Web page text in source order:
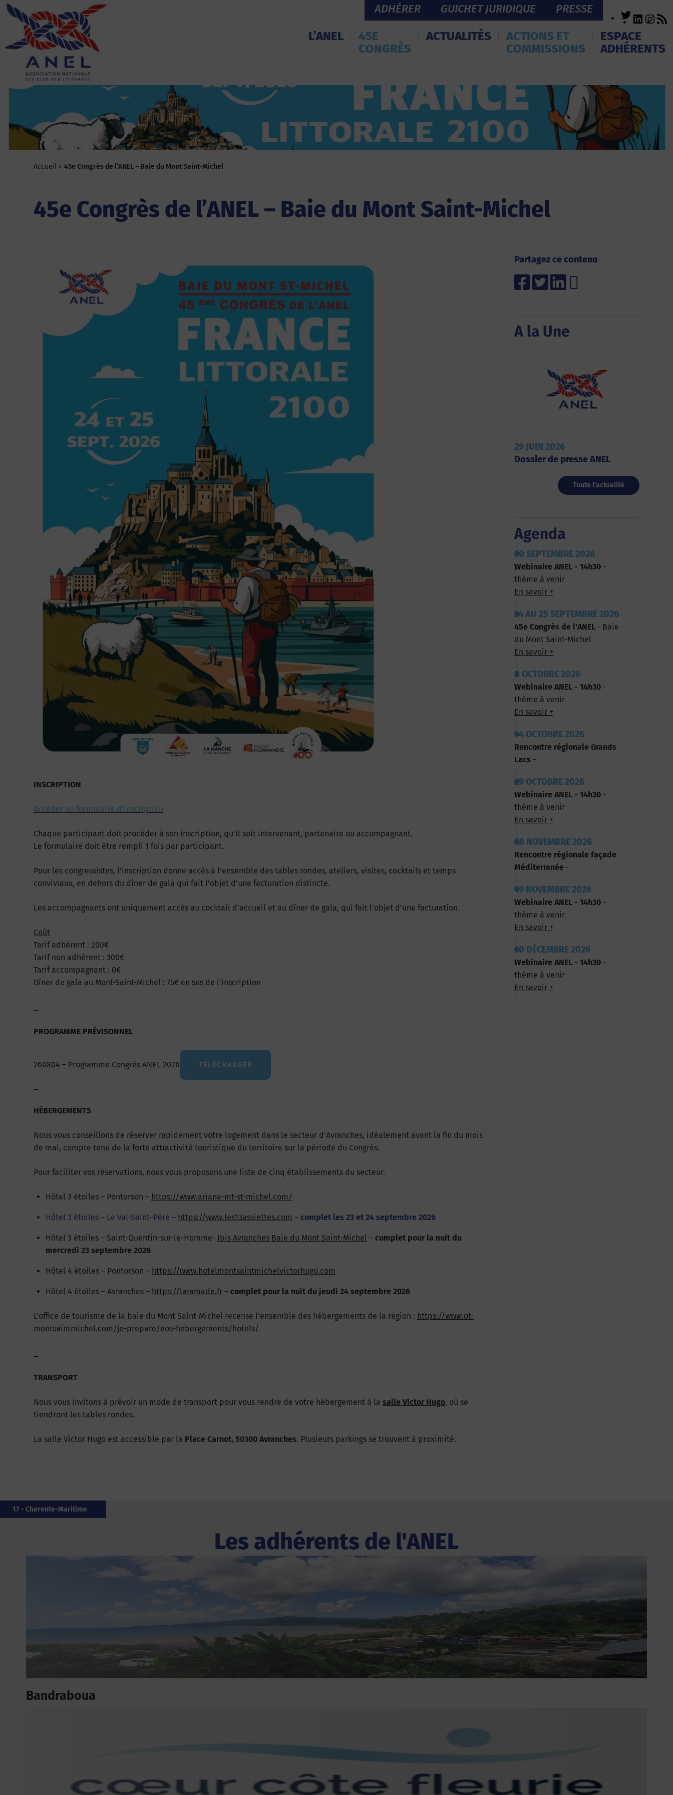
Aller
contenu
ANEL
ADHÉRER GUICHET JURIDIQUE PRESSE Twitter
L’ANEL
45E
CONGRÈS
ACTUALITÉS
ACTIONS ET
COMMISSIONS
ESPACE
ADHÉRENTS
Accueil > 45e Congrès de l’ANEL – Baie du Mont Saint-Michel
45e Congrès de l’ANEL – Baie du Mont Saint-Michel
INSCRIPTION
Accéder au formulaire d’inscription
Chaque participant doit procéder à son inscription, qu’il soit intervenant, partenaire ou accompagnant.
Le formulaire doit être rempli 1 fois par participant.
Pour les congressistes, l’inscription donne accès à l’ensemble des tables rondes, ateliers, visites, cocktails et temps
conviviaux, en dehors du dîner de gala qui fait l’objet d’une facturation distincte.
Les accompagnants ont uniquement accès au cocktail d’accueil et au dîner de gala, qui fait l’objet d’une facturation.
Coût
Tarif adhérent : 200€
Tarif non adhérent : 300€
Tarif accompagnant : 0€
Dîner de gala au Mont-Saint-Michel : 75€ en sus de l’inscription
PROGRAMME PRÉVISONNEL
260804 – Programme Congrès ANEL 2026 TÉLÉCHARGER
HÉBERGEMENTS
Nous vous conseillons de réserver rapidement votre logement dans le secteur d’Avranches, idéalement avant la fin du mois
de mai, compte tenu de la forte attractivité touristique du territoire sur la période du Congrès.
Pour faciliter vos réservations, nous vous proposons une liste de cinq établissements du secteur.
Hôtel 3 étoiles – Pontorson – https://www.ariane-mt-st-michel.com/
Hôtel 3 étoiles – Le Val-Saint–Père – https://www.les13assiettes.com – complet les 23 et 24 septembre 2026
Hôtel 3 étoiles – Saint-Quentin-sur-le-Homme- Ibis Avranches Baie du Mont Saint-Michel – complet pour la nuit du
mercredi 23 septembre 2026
Hôtel 4 étoiles – Pontorson – https://www.hotelmontsaintmichelvictorhugo.com
Hôtel 4 étoiles – Avranches – https://laramade.fr – complet pour la nuit du jeudi 24 septembre 2026
L’office de tourisme de la baie du Mont Saint-Michel recense l’ensemble des hébergements de la région : https://www.ot-
montsaintmichel.com/je-prepare/nos-hebergements/hotels/
TRANSPORT
Nous vous invitons à prévoir un mode de transport pour vous rendre de votre hébergement à la salle Victor Hugo, où se
tiendront les tables rondes.
La salle Victor Hugo est accessible par la Place Carnot, 50300 Avranches. Plusieurs parkings se trouvent à proximité.
Partagez ce contenu
A la Une
29 JUIN 2026
Dossier de presse ANEL
Toute l'actualité
Agenda
10 SEPTEMBRE 2026
Webinaire ANEL - 14h30 -
thème à venir
En savoir +
24 AU 25 SEPTEMBRE 2026
45e Congrès de l'ANEL - Baie
du Mont Saint-Michel
En savoir +
8 OCTOBRE 2026
Webinaire ANEL - 14h30 -
thème à venir
En savoir +
14 OCTOBRE 2026
Rencontre régionale Grands
Lacs -
29 OCTOBRE 2026
Webinaire ANEL - 14h30 -
thème à venir
En savoir +
18 NOVEMBRE 2026
Rencontre régionale façade
Méditerranée -
19 NOVEMBRE 2026
Webinaire ANEL - 14h30 -
thème à venir
En savoir +
10 DÉCEMBRE 2026
Webinaire ANEL - 14h30 -
thème à venir
En savoir +
Les adhérents de l'ANEL
976 - Mayotte
Bandraboua
14 - Calvados
66 - Pyrénées-Orientales
33 - Gironde
33 - Gironde
85 - Vendée
33 - Gironde
29 - Finistère
62 - Pas-de-Calais
17 - Charente-Maritime